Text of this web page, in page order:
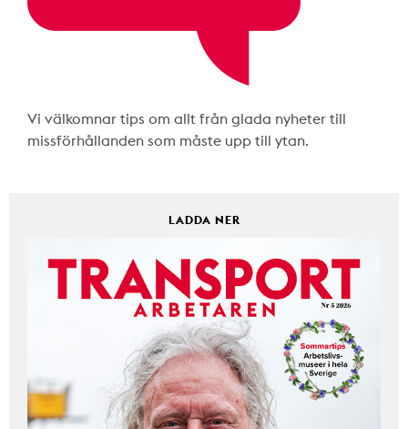
Vi välkomnar tips om allt från glada nyheter till
missförhållanden som måste upp till ytan.
LADDA NER